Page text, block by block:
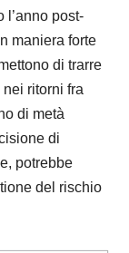
l’anno post-
maniera forte
di trarre
ritorni fra
di metà
di
potrebbe
del rischio